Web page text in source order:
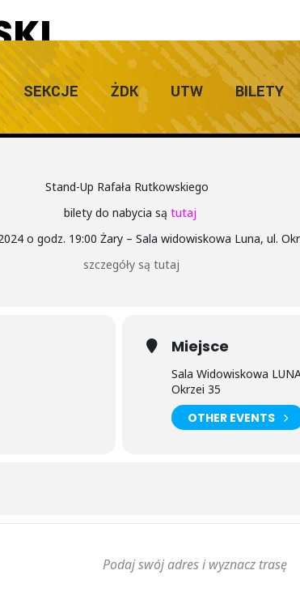
SEKCJE ŻDK UTW BILETY
Stand-Up Rafała Rutkowskiego
bilety do nabycia są tutaj
o godz. 19:00 Żary – Sala widowiskowa Luna, ul.
szczegóły są tutaj
Miejsce
Sala Widowiskowa
Okrzei 35
OTHER EVENTS